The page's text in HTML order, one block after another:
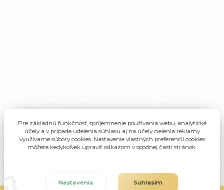
Pre základnú funkčnosť, spríjemnenie používania webu, analytické
účely a v prípade udelenia súhlasu aj na účely cielenia reklamy
využívame súbory cookies. Nastavenie vlastných preferencií cookies
môžete kedykoľvek upraviť odkazom v spodnej časti stránok.
Nastavenia Súhlasím